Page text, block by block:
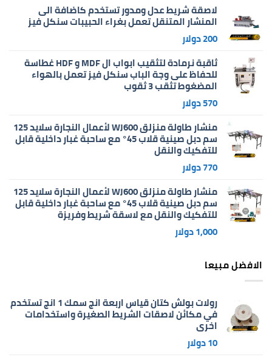
لاصقة شريط عدل ومدور تستخدم كاضافة الى
المنشار المتنقل تعمل بغراء الحبيبات سنكل فيز
200دولار
ثاقبة نرمادة لتثقيب ابواب ال MDF و HDF غطاسة
للحفاظ على وجة الباب سنكل فيز تعمل بالهواء
المضغوط تثقب 3 ثقوب
570دولار
منشار طاولة منزلق WJ600 لأعمال النجارة سلايد 125
سم دبل صينية قلاب 45° مع ساحبة غبار داخلية قابل
للتفكيك والنقل
770دولار
منشار طاولة منزلق WJ600 لأعمال النجارة سلايد 125
سم دبل صينية قلاب 45° مع ساحبة غبار داخلية قابل
للتفكيك والنقل مع لاسقة شريط وفريزة
1,000دولار
الافضل مبيعا
رولات بولش كتان قياس اربعة انج سمك 1 انج تستخدم
في مكائن لاصقات الشريط الصغيرة واستخدامات
اخرى
10دولار